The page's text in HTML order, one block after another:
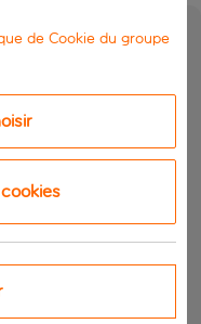
de Cookie du groupe